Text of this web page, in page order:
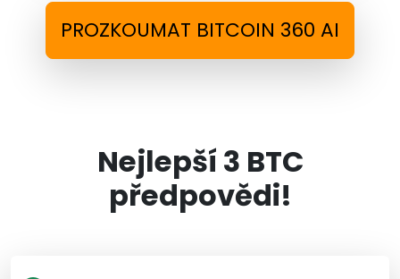
PROZKOUMAT BITCOIN 360 AI
Nejlepší 3 BTC
předpovědi!